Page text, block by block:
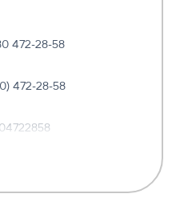
472-28-58
472-28-58